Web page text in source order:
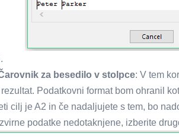
za besedilo v stolpce: V tem
Podatkovni format bom ohranil
cilj je A2 in če nadaljujete s tem, bo
podatke nedotaknjene, izberite